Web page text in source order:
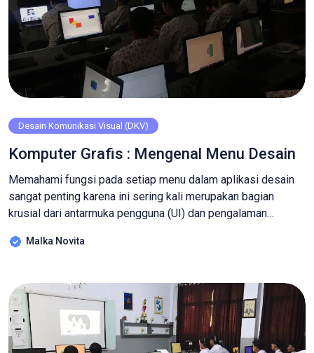
Desain Komunikasi Visual (DKV)
Komputer Grafis : Mengenal Menu Desain
Memahami fungsi pada setiap menu dalam aplikasi desain
sangat penting karena ini sering kali merupakan bagian
krusial dari antarmuka pengguna (UI) dan pengalaman
visual, tetapi juga aspek fungsionalitas dan usability.
merancang desain yang tidak hanya menarik secara visual
tetapi […]
Malka Novita